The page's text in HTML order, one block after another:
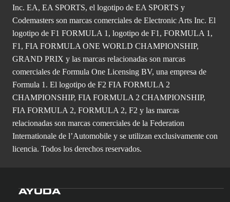
Inc. EA, EA SPORTS, el logotipo de EA SPORTS y
Codemasters son marcas comerciales de Electronic Arts Inc. El
logotipo de F1 FORMULA 1, logotipo de F1, FORMULA 1,
F1, FIA FORMULA ONE WORLD CHAMPIONSHIP,
GRAND PRIX y las marcas relacionadas son marcas
comerciales de Formula One Licensing BV, una empresa de
Formula 1. El logotipo de F2 FIA FORMULA 2
CHAMPIONSHIP, FIA FORMULA 2 CHAMPIONSHIP,
FIA FORMULA 2, FORMULA 2, F2 y las marcas
relacionadas son marcas comerciales de la Federation
Internationale de l’Automobile y se utilizan exclusivamente con
licencia. Todos los derechos reservados.
AYUDA